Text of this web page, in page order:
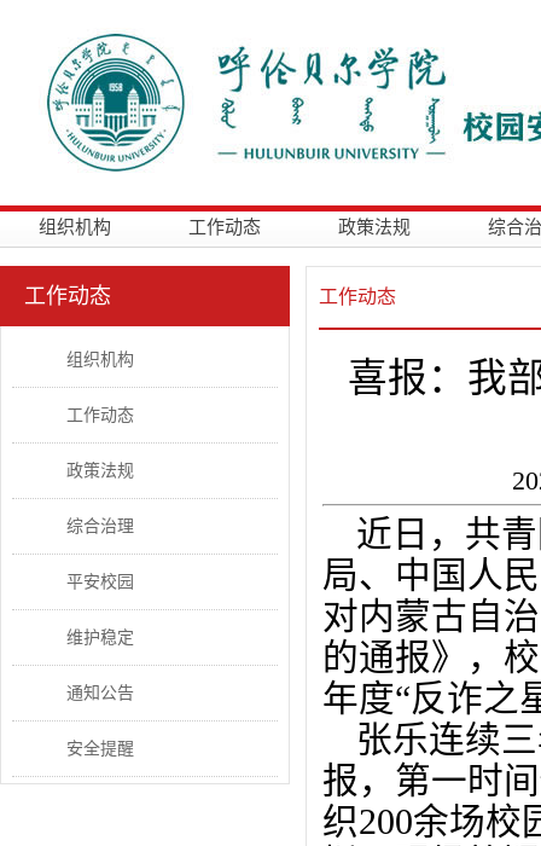
组织机构 工作动态 政策法规 综合
工作动态
组织机构
工作动态
政策法规
综合治理
平安校园
维护稳定
通知公告
安全提醒
工作动态
喜报：我
近日，共
局、中国人
对内蒙古自
的通报》，
年度“反诈之
张乐连续
报，第一时
织200余场校